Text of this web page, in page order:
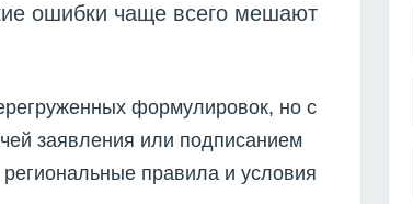
ошибки чаще всего мешают
формулировок, но с
заявления или подписанием
правила и условия